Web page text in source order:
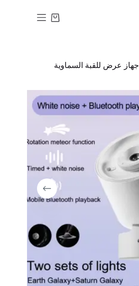
عربة
جهاز عرض للقبة السماوية